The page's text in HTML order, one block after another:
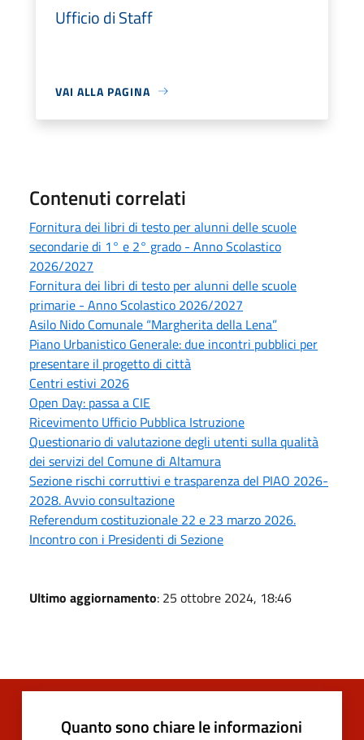
Ufficio di Staff
VAI ALLA PAGINA
Contenuti correlati
Fornitura dei libri di testo per alunni delle scuole
secondarie di 1° e 2° grado - Anno Scolastico
2026/2027
Fornitura dei libri di testo per alunni delle scuole
primarie - Anno Scolastico 2026/2027
Asilo Nido Comunale “Margherita della Lena”
Piano Urbanistico Generale: due incontri pubblici per
presentare il progetto di città
Centri estivi 2026
Open Day: passa a CIE
Ricevimento Ufficio Pubblica Istruzione
Questionario di valutazione degli utenti sulla qualità
dei servizi del Comune di Altamura
Sezione rischi corruttivi e trasparenza del PIAO 2026-
2028. Avvio consultazione
Referendum costituzionale 22 e 23 marzo 2026.
Incontro con i Presidenti di Sezione
Ultimo aggiornamento: 25 ottobre 2024, 18:46
Quanto sono chiare le informazioni